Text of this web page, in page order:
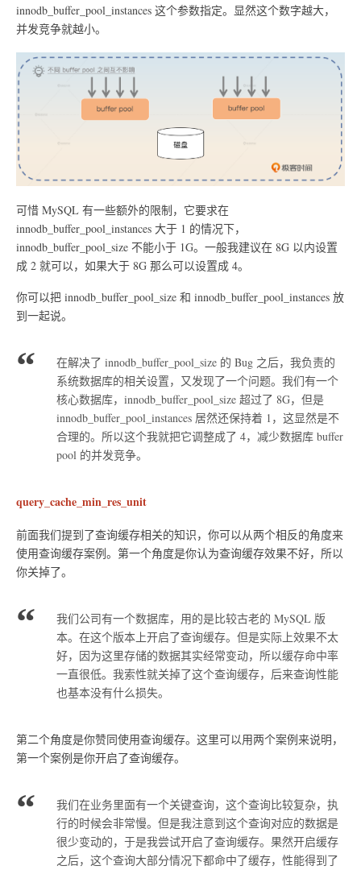
innodb_buffer_pool_instances 这个参数指定。显然这个数字越大，
并发竞争就越小。
可惜 MySQL 有一些额外的限制，它要求在
innodb_buffer_pool_instances 大于 1 的情况下，
innodb_buffer_pool_size 不能小于 1G。一般我建议在 8G 以内设置
成 2 就可以，如果大于 8G 那么可以设置成 4。
你可以把 innodb_buffer_pool_size 和 innodb_buffer_pool_instances 放
到一起说。
在解决了 innodb_buffer_pool_size 的 Bug 之后，我负责的
系统数据库的相关设置，又发现了一个问题。我们有一个
核心数据库，innodb_buffer_pool_size 超过了 8G，但是
innodb_buffer_pool_instances 居然还保持着 1，这显然是不
合理的。所以这个我就把它调整成了 4，减少数据库 buffer
pool 的并发竞争。
query_cache_min_res_unit
前面我们提到了查询缓存相关的知识，你可以从两个相反的角度来
使用查询缓存案例。第一个角度是你认为查询缓存效果不好，所以
你关掉了。
我们公司有一个数据库，用的是比较古老的 MySQL 版
本。在这个版本上开启了查询缓存。但是实际上效果不太
好，因为这里存储的数据其实经常变动，所以缓存命中率
一直很低。我索性就关掉了这个查询缓存，后来查询性能
也基本没有什么损失。
第二个角度是你赞同使用查询缓存。这里可以用两个案例来说明，
第一个案例是你开启了查询缓存。
我们在业务里面有一个关键查询，这个查询比较复杂，执
行的时候会非常慢。但是我注意到这个查询对应的数据是
很少变动的，于是我尝试开启了查询缓存。果然开启缓存
之后，这个查询大部分情况下都命中了缓存，性能得到了